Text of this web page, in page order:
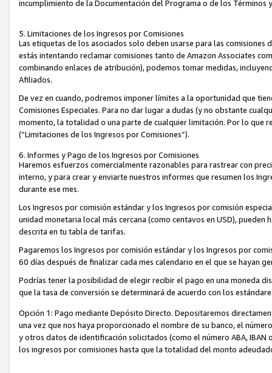
incumplimiento de la Documentación del Programa o de los Términos
5. Limitaciones de los Ingresos por Comisiones
Las etiquetas de los asociados solo deben usarse para las
estás intentando reclamar comisiones tanto de Amazon Associates
combinando enlaces de atribución), podemos tomar medidas,
Afiliados.
De vez en cuando, podremos imponer límites a la oportunidad que
Comisiones Especiales. Para no dar lugar a dudas (y no obstante
momento, la totalidad o una parte de cualquier limitación. Por lo que
(“Limitaciones de los Ingresos por Comisiones”).
6. Informes y Pago de los Ingresos por Comisiones
Haremos esfuerzos comercialmente razonables para rastrear con
interno, y para crear y enviarte nuestros informes que resumen los
durante ese mes.
Los Ingresos por comisión estándar y los Ingresos por comisión
unidad monetaria local más cercana (como centavos en USD),
descrita en tu tabla de tarifas.
Pagaremos los Ingresos por comisión estándar y los Ingresos por
60 días después de finalizar cada mes calendario en el que se hayan
Podrías tener la posibilidad de elegir recibir el pago en una moneda
que la tasa de conversión se determinará de acuerdo con los
Opción 1: Pago mediante Depósito Directo. Depositaremos
una vez que nos haya proporcionado el nombre de su banco, el
y otros datos de identificación solicitados (como el número ABA,
los ingresos por comisiones hasta que la totalidad del monto